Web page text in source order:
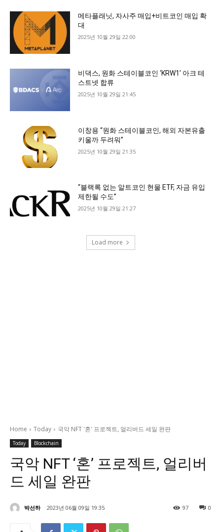
메타플래닛, 자사주 매입+비트코인 매입 확
대
2025년 10월 29일 22:00
비댁스, 원화 스테이블코인 ‘KRW1’ 아크 테
스트넷 합류
2025년 10월 29일 21:45
이창용 “원화 스테이블코인, 해외 자본유출
키울까 두려워”
2025년 10월 29일 21:35
“블랙록 없는 알트코인 현물 ETF, 자금 유입
제한될 수도”
2025년 10월 29일 21:27
Load more